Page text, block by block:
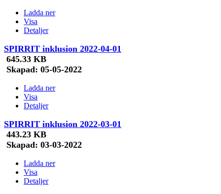
Ladda ner
Visa
Detaljer
SPIRRIT inklusion 2022-04-01
645.33 KB
Skapad: 05-05-2022
Ladda ner
Visa
Detaljer
SPIRRIT inklusion 2022-03-01
443.23 KB
Skapad: 03-03-2022
Ladda ner
Visa
Detaljer